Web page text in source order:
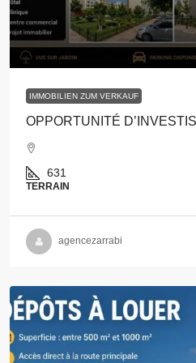
IMMOBILIEN ZUM VERKAUF
OPPORTUNITÉ
631
TERRAIN
agencezarrabi